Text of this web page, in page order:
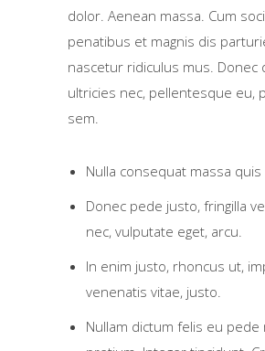
dolor. Aenean massa. Cum
penatibus et magnis dis
nascetur ridiculus mus. Donec
ultricies nec, pellentesque eu,
sem.
Nulla consequat massa quis
Donec pede justo, fringilla
nec, vulputate eget, arcu.
In enim justo, rhoncus ut,
venenatis vitae, justo.
Nullam dictum felis eu pede